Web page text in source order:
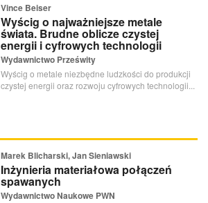
Vince Beiser
Wyścig o najważniejsze metale
świata. Brudne oblicze czystej
energii i cyfrowych technologii
Wydawnictwo Prześwity
Wyścig o metale niezbędne ludzkości do produkcji
czystej energii oraz rozwoju cyfrowych technologii...
Marek Blicharski, Jan Sieniawski
Inżynieria materiałowa połączeń
spawanych
Wydawnictwo Naukowe PWN